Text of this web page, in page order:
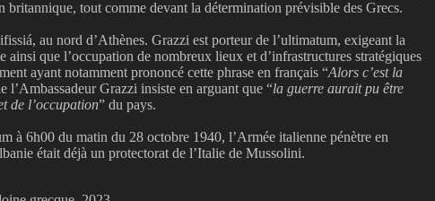
britannique, tout comme devant la détermination prévisible des Grecs.
au nord d’Athènes. Grazzi est porteur de l’ultimatum, exigeant la
ainsi que l’occupation de nombreux lieux et d’infrastructures stratégiques
ayant notamment prononcé cette phrase en français “Alors c’est la
l’Ambassadeur Grazzi insiste en arguant que “la guerre aurait pu être
de l’occupation” du pays.
à 6h00 du matin du 28 octobre 1940, l’Armée italienne pénètre en
était déjà un protectorat de l’Italie de Mussolini.